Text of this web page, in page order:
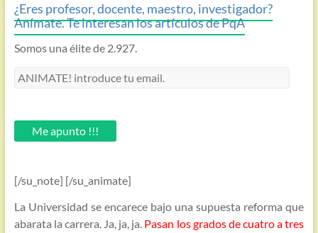
¿Eres profesor, docente, maestro, investigador?
Anímate. Te interesan los artículos de PqA
Somos una élite de 2.927.
ANIMATE!
email.Me apunto !!!
[/su_note] [/su_animate]
La Universidad se encarece bajo una supuesta reforma que
abarata la carrera. Ja, ja, ja. Pasan los grados de cuatro a tres